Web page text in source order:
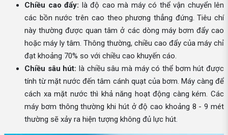
Chiều cao đẩy: là độ cao mà máy có thể vận chuyển lên
các bồn nước trên cao theo phương thẳng đứng. Tiêu chí
này thường được quan tâm ở các dòng máy bơm đẩy cao
hoặc máy ly tâm. Thông thường, chiều cao đẩy của máy chỉ
đạt khoảng 70% so với chiều cao khuyến cáo.
Chiều sâu hút: là chiều sâu mà máy có thể bơm hút được
tính từ mặt nước đến tâm cánh quạt của bơm. Máy càng để
cách xa mặt nước thì khả năng hoạt động càng kém. Các
máy bơm thông thường khi hút ở độ cao khoảng 8 - 9 mét
thường sẽ xảy ra hiện tượng không đủ lực hút.